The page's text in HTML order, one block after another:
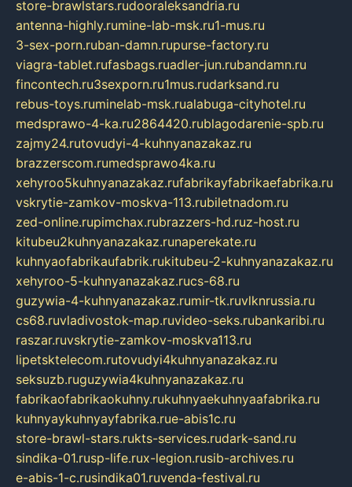
store-brawlstars.rudooraleksandria.ru
antenna-highly.rumine-lab-msk.ru1-mus.ru
3-sex-porn.ruban-damn.rupurse-factory.ru
viagra-tablet.rufasbags.ruadler-jun.rubandamn.ru
fincontech.ru3sexporn.ru1mus.rudarksand.ru
rebus-toys.ruminelab-msk.rualabuga-cityhotel.ru
medsprawo-4-ka.ru2864420.rublagodarenie-spb.ru
zajmy24.rutovudyi-4-kuhnyanazakaz.ru
brazzerscom.rumedsprawo4ka.ru
xehyroo5kuhnyanazakaz.rufabrikayfabrikaefabrika.ru
vskrytie-zamkov-moskva-113.rubiletnadom.ru
zed-online.rupimchax.rubrazzers-hd.ruz-host.ru
kitubeu2kuhnyanazakaz.runaperekate.ru
kuhnyaofabrikaufabrik.rukitubeu-2-kuhnyanazakaz.ru
xehyroo-5-kuhnyanazakaz.rucs-68.ru
guzywia-4-kuhnyanazakaz.rumir-tk.ruvlknrussia.ru
cs68.ruvladivostok-map.ruvideo-seks.rubankaribi.ru
raszar.ruvskrytie-zamkov-moskva113.ru
lipetsktelecom.rutovudyi4kuhnyanazakaz.ru
seksuzb.ruguzywia4kuhnyanazakaz.ru
fabrikaofabrikaokuhny.rukuhnyaekuhnyaafabrika.ru
kuhnyaykuhnyayfabrika.rue-abis1c.ru
store-brawl-stars.rukts-services.rudark-sand.ru
sindika-01.rusp-life.rux-legion.rusib-archives.ru
e-abis-1-c.rusindika01.ruvenda-festival.ru